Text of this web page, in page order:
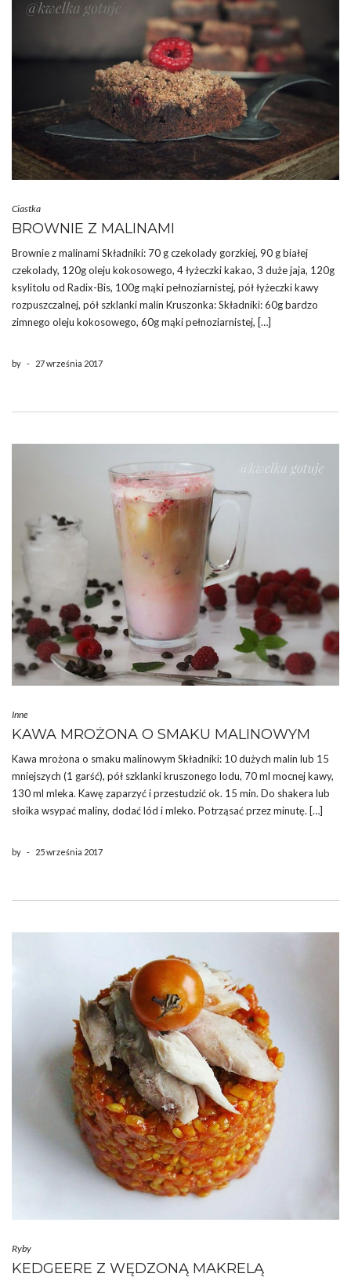
Ciastka
BROWNIE Z MALINAMI
Brownie z malinami Składniki: 70 g czekolady gorzkiej, 90 g białej
czekolady, 120g oleju kokosowego, 4 łyżeczki kakao, 3 duże jaja, 120g
ksylitolu od Radix-Bis, 100g mąki pełnoziarnistej, pół łyżeczki kawy
rozpuszczalnej, pół szklanki malin Kruszonka: Składniki: 60g bardzo
zimnego oleju kokosowego, 60g mąki pełnoziarnistej, […]
by - 27 września 2017
Inne
KAWA MROŻONA O SMAKU MALINOWYM
Kawa mrożona o smaku malinowym Składniki: 10 dużych malin lub 15
mniejszych (1 garść), pół szklanki kruszonego lodu, 70 ml mocnej kawy,
130 ml mleka. Kawę zaparzyć i przestudzić ok. 15 min. Do shakera lub
słoika wsypać maliny, dodać lód i mleko. Potrząsać przez minutę. […]
by - 25 września 2017
Ryby
KEDGEERE Z WĘDZONĄ MAKRELĄ